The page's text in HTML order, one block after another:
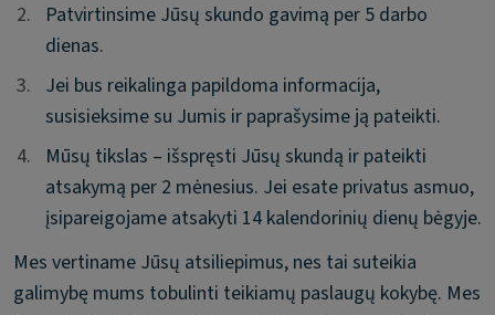
2.
2.
Patvirtinsime Jūsų skundo gavimą per 5 darbo
dienas.
3.
3. Jei bus reikalinga papildoma informacija,
susisieksime su Jumis ir paprašysime ją pateikti.
4.
4.
Mūsų tikslas – išspręsti Jūsų skundą ir pateikti
atsakymą per 2 mėnesius. Jei esate privatus asmuo,
įsipareigojame atsakyti 14 kalendorinių dienų bėgyje.
Mes vertiname Jūsų atsiliepimus, nes tai suteikia
galimybę mums tobulinti teikiamų paslaugų kokybę. Mes